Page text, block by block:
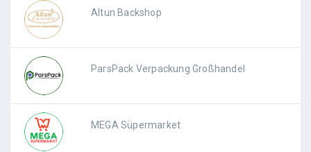
Altun Backshop
ParsPack Verpackung Großhandel
MEGA Süpermarket